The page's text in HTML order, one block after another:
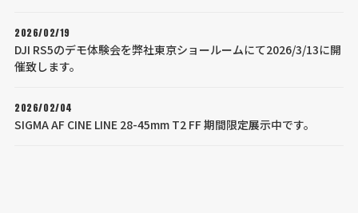
2026/02/19
DJI RS5のデモ体験会を弊社東京ショールームにて2026/3/13に開
催致します。
2026/02/04
SIGMA AF CINE LINE 28-45mm T2 FF 期間限定展示中です。